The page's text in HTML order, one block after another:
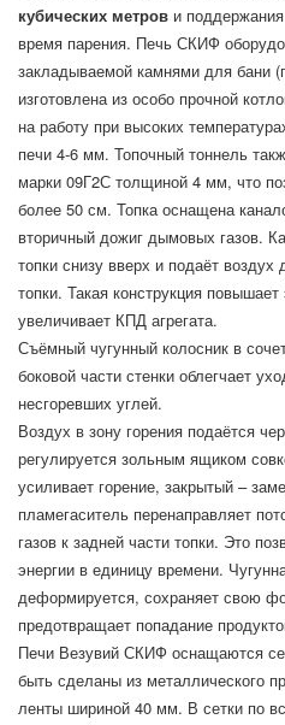
кубических метров и
время парения. Печь СКИФ
закладываемой камнями для бани
изготовлена из особо прочной
на работу при высоких
печи 4-6 мм. Топочный тоннель
марки 09Г2С толщиной 4 мм, что
более 50 см. Топка оснащена
вторичный дожиг дымовых газов.
топки снизу вверх и подаёт
топки. Такая конструкция
увеличивает КПД агрегата.
Съёмный чугунный колосник в
боковой части стенки облегчает
несгоревших углей.
Воздух в зону горения подаётся
регулируется зольным ящиком
усиливает горение, закрытый –
пламегаситель перенаправляет
газов к задней части топки. Это
энергии в единицу времени.
деформируется, сохраняет свою
предотвращает попадание
Печи Везувий СКИФ оснащаются
быть сделаны из металлического
ленты шириной 40 мм. В сетки по